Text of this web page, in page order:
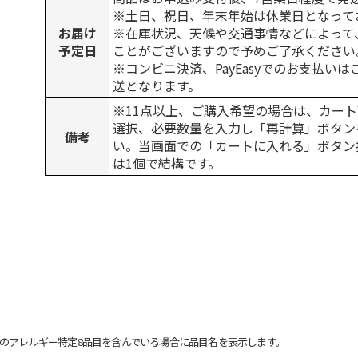
お届け
予定日
※土日、祝日、年末年始は休業日となって
※在庫状況、天候や交通事情などによっ
ことがございますので予めご了承くださ
※コンビニ決済、PayEasyでのお支払いは
送となります。
備考
※11点以上、ご購入希望の場合は、カー
選択、必要数量を入力し「再計算」ボタ
い。当画面での「カートに入れる」ボタ
は1個で結構です。
レルギー特定8品目を含んでいる場合に品目名を表示します。